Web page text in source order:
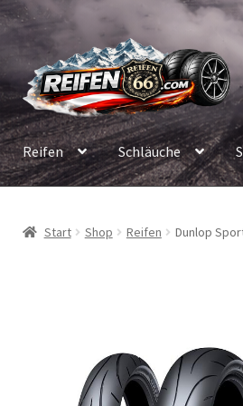
Navigation
springen
Inhalt
springen
Reifen Schläuche
Start Shop Reifen Dunlop